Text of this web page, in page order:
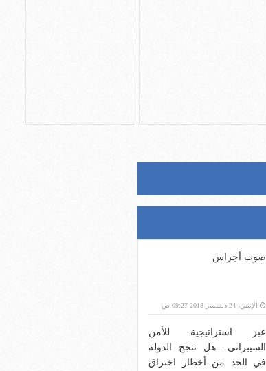
صوت أجراس
الإثنين، 24 ديسمبر 2018 09:27 ص
عبر استراتيجية للأمن
السيبراني.. هل تنجح الدولة
في الحد من أخطار اختراق